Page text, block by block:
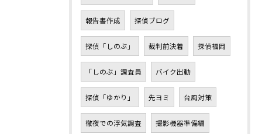
報告書作成 探偵ブログ
探偵「しのぶ」 裁判前決着 探偵福岡
「しのぶ」調査員 バイク出動
探偵「ゆかり」 先ヨミ 台風対策
徹夜での浮気調査 撮影機器準備編